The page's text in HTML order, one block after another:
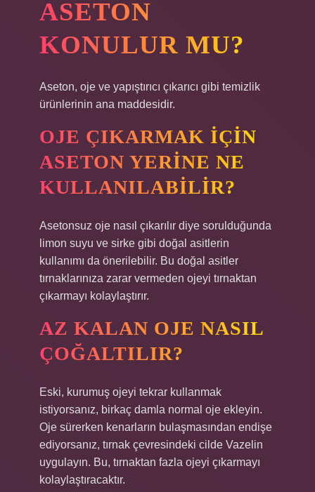
ASETON
KONULUR MU?
Aseton, oje ve yapıştırıcı çıkarıcı gibi temizlik
ürünlerinin ana maddesidir.
OJE ÇIKARMAK IÇIN
ASETON YERINE NE
KULLANILABILIR?
Asetonsuz oje nasıl çıkarılır diye sorulduğunda
limon suyu ve sirke gibi doğal asitlerin
kullanımı da önerilebilir. Bu doğal asitler
tırnaklarınıza zarar vermeden ojeyi tırnaktan
çıkarmayı kolaylaştırır.
AZ KALAN OJE NASIL
ÇOĞALTILIR?
Eski, kurumuş ojeyi tekrar kullanmak
istiyorsanız, birkaç damla normal oje ekleyin.
Oje sürerken kenarların bulaşmasından endişe
ediyorsanız, tırnak çevresindeki cilde Vazelin
uygulayın. Bu, tırnaktan fazla ojeyi çıkarmayı
kolaylaştıracaktır.